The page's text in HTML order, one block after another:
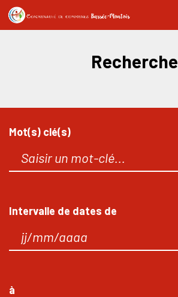
Recherche
Mot(s) clé(s)
Intervalle de dates de
à